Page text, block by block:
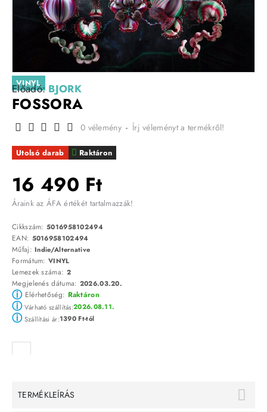
VINYL
Előadó: BJORK
FOSSORA
Raktáron
Utolsó darab
0 vélemény - Írj véleményt a termékről!
16 490 Ft
Áraink az ÁFA értékét tartalmazzák!
Cikkszám: 5016958102494
EAN: 5016958102494
Műfaj:Indie/Alternative
Formátum: VINYL
Lemezek száma: 2
Megjelenés dátuma: 2026.03.20.
ⓘElérhetőség: Raktáron
ⓘVárható szállítás:2026.08.11.
ⓘSzállítási ár:1390 Ft-tól
TERMÉKLEÍRÁS